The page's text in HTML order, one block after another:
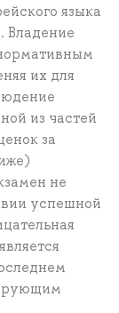
языка
Владение
их для
из частей
за
не
успешной